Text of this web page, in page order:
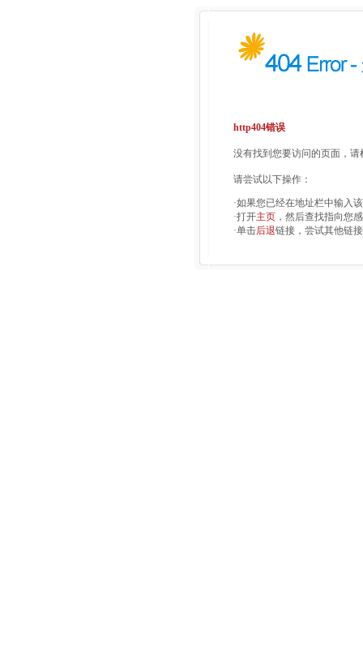
http404错误
没有找到您要访问的页面，
请尝试以下操作：
·如果您已经在地址栏中输入
·打开主页 ，然后查找指向您
·单击后退链接，尝试其他链